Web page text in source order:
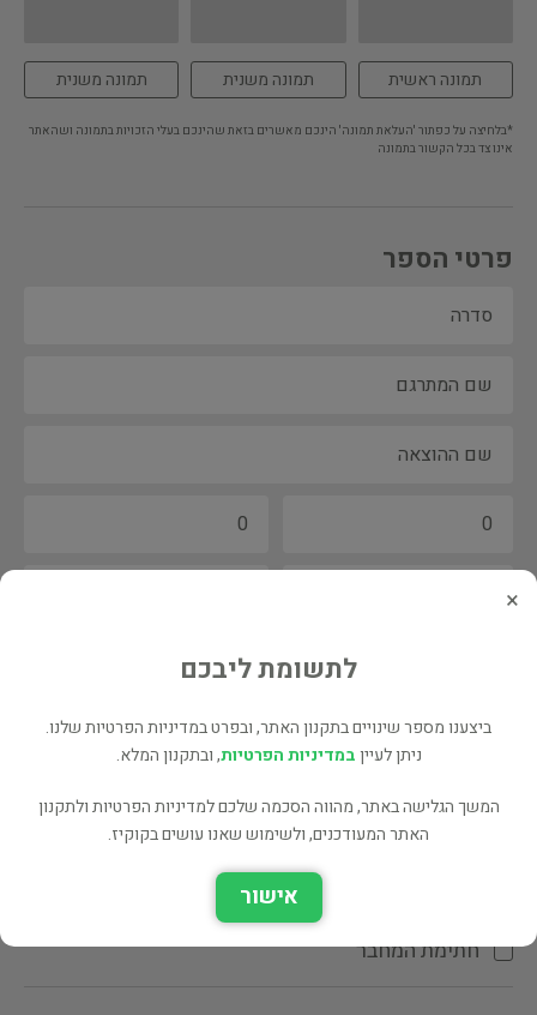
תמונה ראשית תמונה משנית תמונה משנית
*בלחיצה על כפתור 'העלאת תמונה' הינכם מאשרים בזאת שהינכם בעלי הזכויות בתמונה ושהאתר
אינו צד בכל הקשור בתמונה
פרטי הספר
הקדשת המחבר\המתרגם
חתימת המחבר
×
לתשומת ליבכם
ביצענו מספר שינויים בתקנון האתר, ובפרט במדיניות הפרטיות שלנו.
ניתן לעייןבמדיניות הפרטיות, ובתקנון המלא.
המשך הגלישה באתר, מהווה הסכמה שלכם למדיניות הפרטיות ולתקנון
האתר המעודכנים, ולשימוש שאנו עושים בקוקיז.
אישור